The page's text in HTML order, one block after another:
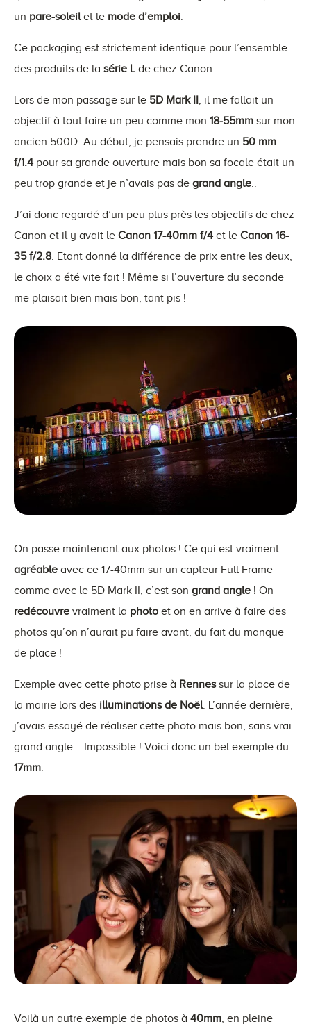
un pare-soleilet le mode d’emploi.
Ce packaging est strictement identique pour l’ensemble
des produits de la série L de chez Canon.
Lors de mon passage sur le 5D Mark II, il me fallait un
objectif à tout faire un peu comme mon 18-55mm sur mon
ancien 500D. Au début, je pensais prendre un 50 mm
f/1.4 pour sa grande ouverture mais bon sa focale était un
peu trop grande et je n’avais pas de grand angle..
J’ai donc regardé d’un peu plus près les objectifs de chez
Canon et il y avait le Canon 17-40mm f/4 et le Canon 16-
35 f/2.8. Etant donné la différence de prix entre les deux,
le choix a été vite fait ! Même si l’ouverture du seconde
me plaisait bien mais bon, tant pis !
On passe maintenant aux photos ! Ce qui est vraiment
agréable avec ce 17-40mm sur un capteur Full Frame
comme avec le 5D Mark II, c’est son grand angle ! On
redécouvre vraiment la photo et on en arrive à faire des
photos qu’on n’aurait pu faire avant, du fait du manque
de place !
Exemple avec cette photo prise à Rennessur la place de
la mairie lors des illuminations de Noël. L’année dernière,
j’avais essayé de réaliser cette photo mais bon, sans vrai
grand angle .. Impossible ! Voici donc un bel exemple du
17mm.
Voilà un autre exemple de photos à 40mm, en pleine